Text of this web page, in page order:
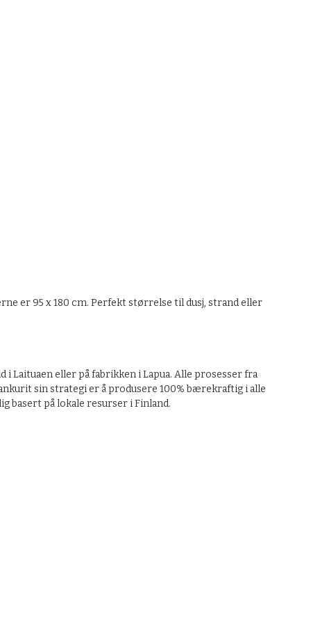
er 95 x 180 cm. Perfekt størrelse til dusj, strand eller
Laituaen eller på fabrikken i Lapua. Alle prosesser fra
sin strategi er å produsere 100% bærekraftig i alle
basert på lokale resurser i Finland.